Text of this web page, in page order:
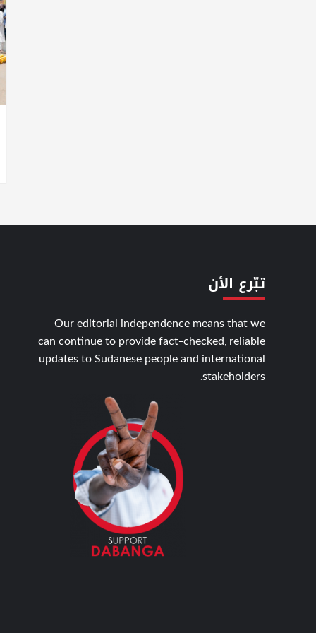
تبّرع الأن
Our editorial independence means that we
can continue to provide fact-checked, reliable
updates to Sudanese people and international
stakeholders.